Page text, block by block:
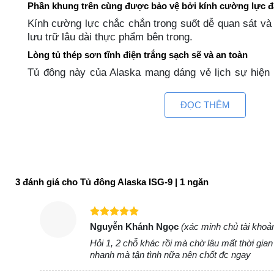
Phần khung trên cùng được bảo vệ bởi kính cường lực
Kính cường lực chắc chắn trong suốt dễ quan sát
lưu trữ lâu dài thực phẩm bên trong.
Lòng tủ thép sơn tĩnh điện trắng sạch sẽ và an toàn
Tủ đông này của Alaska mang dáng vẻ lịch sự
Thiết kế gọn gàng chiếm ít diện tích mặt bằng
Thông số kỹ thuật chi tiết tủ kem Alaska ISG-9
Điện năng tiêu thụ
Dòng điện
ĐỌC THÊM
3 đánh giá cho Tủ đông Alaska ISG-9 | 1 ngăn
Được xếp
sao
Nguyễn Khánh Ngọc (xác minh chủ tài
Hỏi 1, 2 chỗ khác rồi mà chờ lâu mất thời
nhanh mà tận tình nữa nên chốt đc ngay